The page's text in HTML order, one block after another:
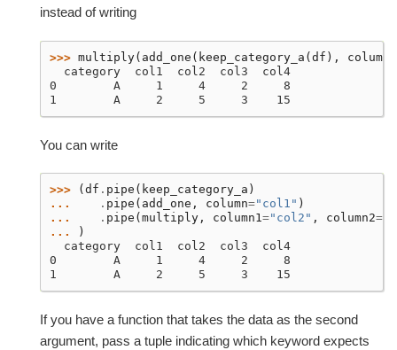
instead of writing
>>> multiply( add_one ( keep_category_a ( df ), column
  category  col1  col2  col3  col4
0        A     1     4     2     8
1        A     2     5     3    15
You can write
>>> ( df . pipe ( keep_category_a )
...
. pipe ( add_one , column="col1" )
...
. pipe ( multiply , column1="col2" , column2=
...
)
  category  col1  col2  col3  col4
0        A     1     4     2     8
1        A     2     5     3    15
If you have a function that takes the data as the second
argument, pass a tuple indicating which keyword expects